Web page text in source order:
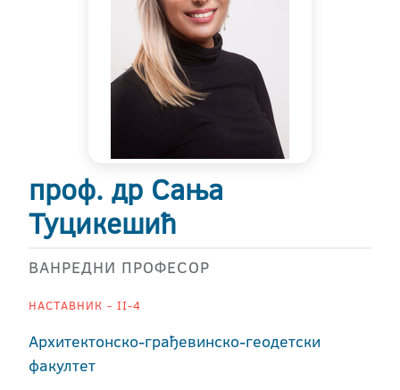
проф. др Сања
Туцикешић
ВАНРЕДНИ ПРОФЕСОР
НАСТАВНИК - II-4
Архитектонско-грађевинско-геодетски
факултет